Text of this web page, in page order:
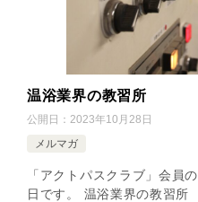
温浴業界の教習所
公開日： 2023年10月28日
メルマガ
「アクトパスクラブ」会員
日です。 温浴業界の教習